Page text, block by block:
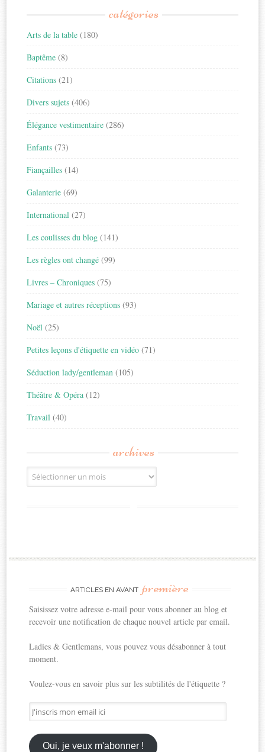
catégories
Arts de la table (180)
Baptême (8)
Citations (21)
Divers sujets (406)
Élégance vestimentaire (286)
Enfants (73)
Fiançailles (14)
Galanterie (69)
International (27)
Les coulisses du blog (141)
Les règles ont changé (99)
Livres – Chroniques (75)
Mariage et autres réceptions (93)
Noël (25)
Petites leçons d'étiquette en vidéo (71)
Séduction lady/gentleman (105)
Théâtre & Opéra (12)
Travail (40)
archives
Archives
ARTICLES EN AVANT première
Saisissez votre adresse e-mail pour vous abonner au blog et
recevoir une notification de chaque nouvel article par email.
Ladies & Gentlemans, vous pouvez vous désabonner à tout
moment.
Voulez-vous en savoir plus sur les subtilités de l'étiquette ?
J'inscris
mon
email
ici
Oui, je veux m'abonner !